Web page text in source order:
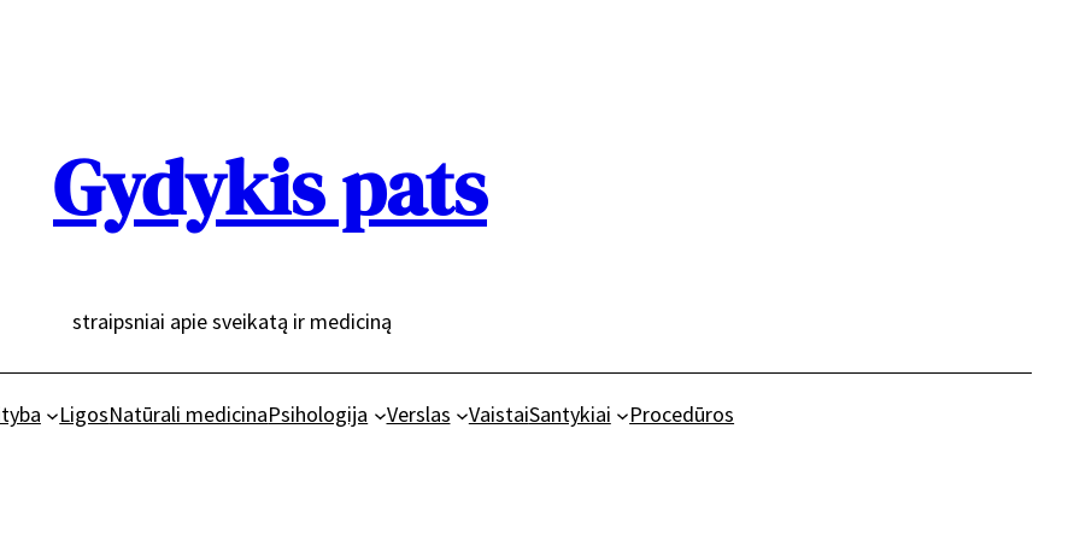
Gydykis pats
straipsniai apie sveikatą ir mediciną
LigosNatūrali medicinaPsihologija Verslas VaistaiSantykiai Procedūros